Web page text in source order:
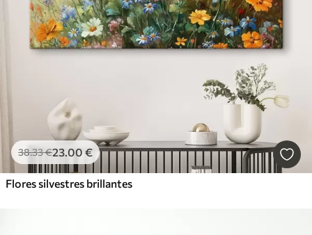
38.33€23.00 €
Flores silvestres brillantes